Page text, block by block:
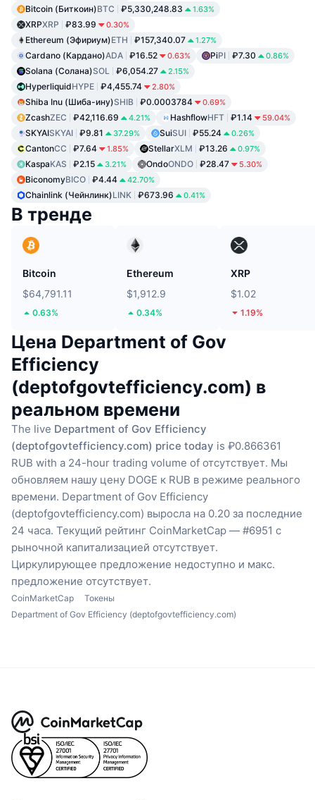
Bitcoin (Биткоин)BTC ₽5,330,248.83 1.63%
XRPXRP ₽83.99 0.30%
Ethereum (Эфириум)ETH ₽157,340.07 1.27%
Cardano (Кардано)ADA ₽16.52 0.63% PiPI ₽7.30 0.86%
Solana (Солана)SOL ₽6,054.27 2.15%
HyperliquidHYPE ₽4,455.74 2.80%
Shiba Inu (Шиба-ину)SHIB ₽0.0003784 0.69%
ZcashZEC ₽42,116.69 4.21% HashflowHFT ₽1.14 59.04%
SKYAISKYAI ₽9.81 37.29% SuiSUI ₽55.24 0.26%
CantonCC ₽7.64 1.85% StellarXLM ₽13.26 0.97%
KaspaKAS ₽2.15 3.21% OndoONDO ₽28.47 5.30%
BiconomyBICO ₽4.44 42.70%
Chainlink (Чейнлинк)LINK ₽673.96 0.41%
В тренде
Bitcoin
$64,791.11
0.63%
Ethereum
$1,912.9
0.34%
XRP
$1.02
1.19%
Цена Department of Gov
Efficiency
(deptofgovtefficiency.com) в
реальном времени
The live Department of Gov Efficiency
(deptofgovtefficiency.com) price today is ₽0.866361
RUB with a 24-hour trading volume of отсутствует. Мы
обновляем нашу цену DOGE к RUB в режиме реального
времени. Department of Gov Efficiency
(deptofgovtefficiency.com) выросла на 0.20 за последние
24 часа. Текущий рейтинг CoinMarketCap — #6951 с
рыночной капитализацией отсутствует.
Циркулирующее предложение недоступно и макс.
предложение отсутствует.
CoinMarketCap
Токены
Department of Gov Efficiency (deptofgovtefficiency.com)